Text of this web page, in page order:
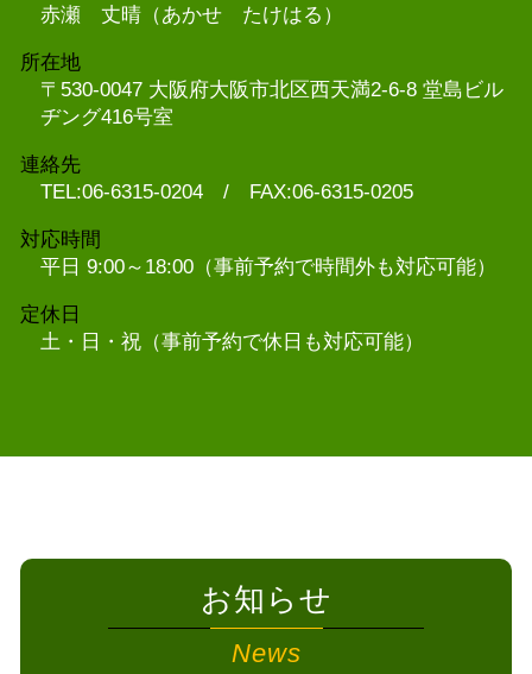
赤瀬 丈晴（あかせ たけはる）
所在地
〒530-0047 大阪府大阪市北区西天満2-6-8 堂島ビル
ヂング416号室
連絡先
TEL:06-6315-0204 / FAX:06-6315-0205
対応時間
平日 9:00～18:00（事前予約で時間外も対応可能）
定休日
土・日・祝（事前予約で休日も対応可能）
お知らせ
News